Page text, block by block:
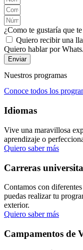
¿Como te gustaría que
Quiero recibir una
Quiero hablar por
Enviar
Nuestros programas
Conoce todos los
Idiomas
Vive una maravillosa
aprendizaje o
Quiero saber más
Carreras
Contamos con
puedas realizar tu
exterior.
Quiero saber más
Campamentos de